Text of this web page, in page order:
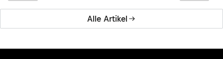
Alle Artikel